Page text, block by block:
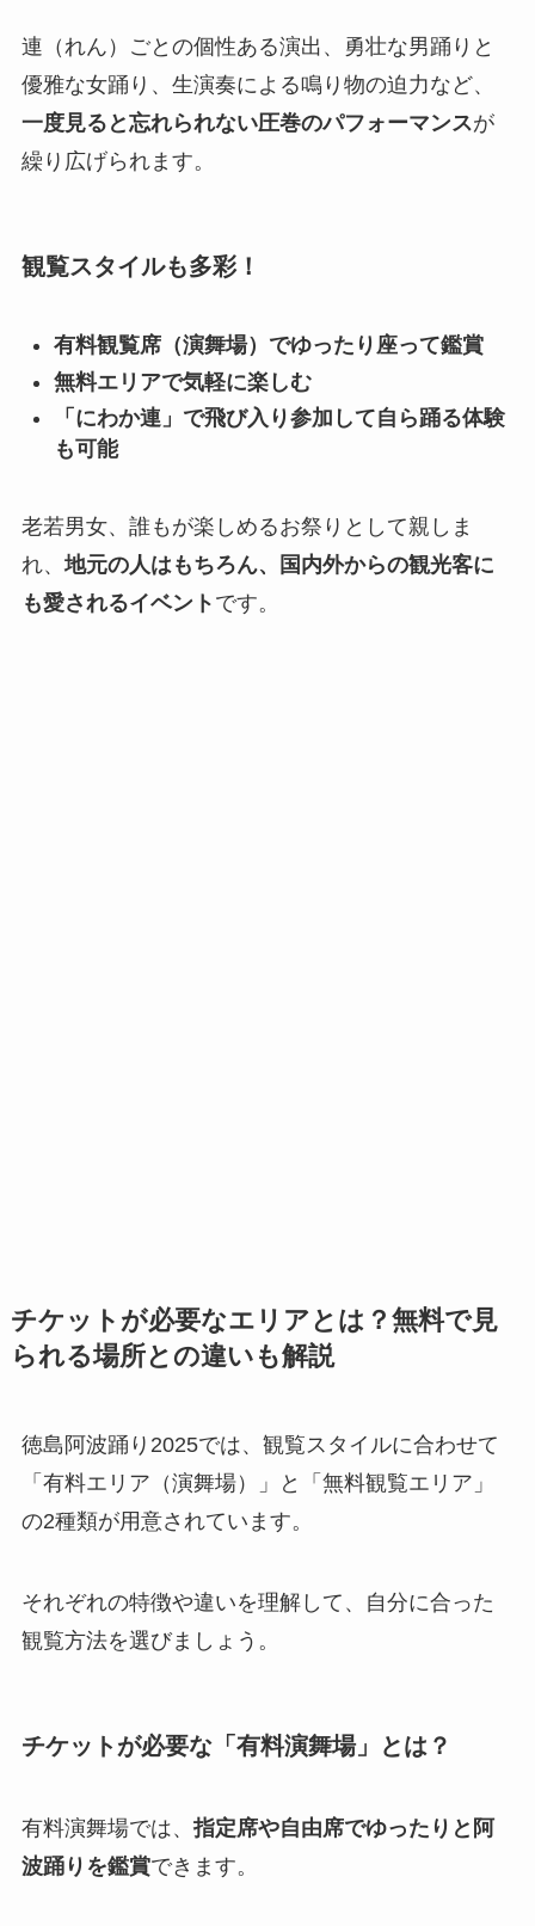
連（れん）ごとの個性ある演出、勇壮な男踊りと
優雅な女踊り、生演奏による鳴り物の迫力など、
一度見ると忘れられない圧巻のパフォーマンスが
繰り広げられます。
観覧スタイルも多彩！
有料観覧席（演舞場）でゆったり座って鑑賞
無料エリアで気軽に楽しむ
「にわか連」で飛び入り参加して自ら踊る体験
も可能
老若男女、誰もが楽しめるお祭りとして親しま
れ、地元の人はもちろん、国内外からの観光客に
も愛されるイベント です。
チケットが必要なエリアとは？無料で見
られる場所との違いも解説
徳島阿波踊り2025では、観覧スタイルに合わせて
「有料エリア（演舞場）」と「無料観覧エリア」
の2種類が用意されています。
それぞれの特徴や違いを理解して、自分に合った
観覧方法を選びましょう。
チケットが必要な「有料演舞場」とは？
有料演舞場では、 指定席や自由席でゆったりと阿
波踊りを鑑賞できます。